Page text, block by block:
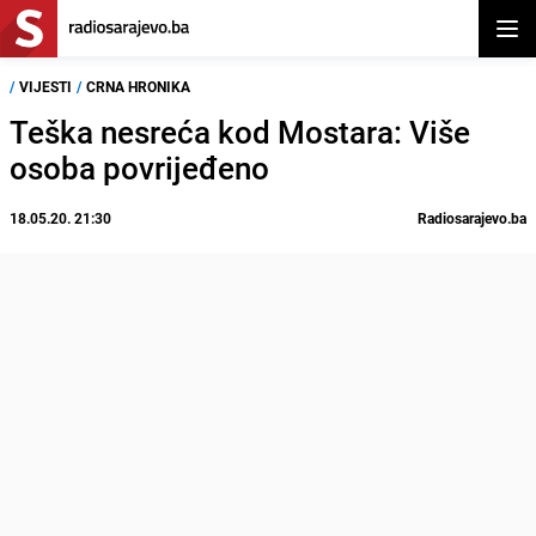
/ VIJESTI / CRNA HRONIKA
Teška nesreća kod Mostara: Više
osoba povrijeđeno
18.05.20. 21:30 Radiosarajevo.ba